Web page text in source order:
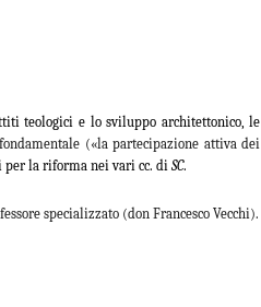
teologici e lo sviluppo architettonico, le
(«la partecipazione attiva dei
la riforma nei vari cc. diSC.
specializzato (don Francesco Vecchi).